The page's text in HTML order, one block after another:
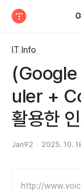
IT Info
uler +
활용한
Jan92 2025. 10.
http://